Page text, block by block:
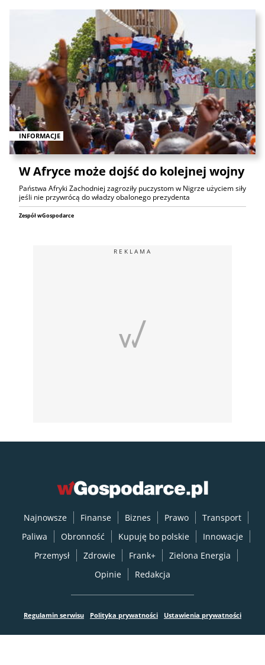
INFORMACJE
W Afryce może dojść do kolejnej wojny
Państwa Afryki Zachodniej zagroziły puczystom w Nigrze użyciem siły
jeśli nie przywrócą do władzy obalonego prezydenta
Zespół wGospodarce
REKLAMA
Najnowsze Finanse Biznes Prawo
Transport
Paliwa
Obronność Kupuję bo polskie
Innowacje
Przemysł
Zdrowie Frank+
Zielona Energia
Opinie
Redakcja
Regulamin serwisu Polityka prywatności Ustawienia prywatności